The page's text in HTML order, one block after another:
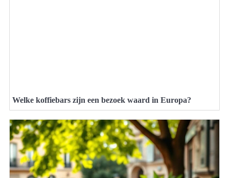
Welke koffiebars zijn een bezoek waard in Europa?